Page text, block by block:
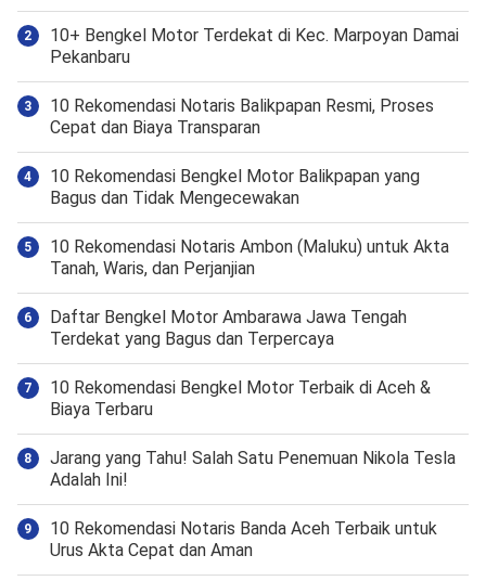
10+ Bengkel Motor Terdekat di Kec. Marpoyan Damai
Pekanbaru
10 Rekomendasi Notaris Balikpapan Resmi, Proses
Cepat dan Biaya Transparan
10 Rekomendasi Bengkel Motor Balikpapan yang
Bagus dan Tidak Mengecewakan
10 Rekomendasi Notaris Ambon (Maluku) untuk Akta
Tanah, Waris, dan Perjanjian
Daftar Bengkel Motor Ambarawa Jawa Tengah
Terdekat yang Bagus dan Terpercaya
10 Rekomendasi Bengkel Motor Terbaik di Aceh &
Biaya Terbaru
Jarang yang Tahu! Salah Satu Penemuan Nikola Tesla
Adalah Ini!
10 Rekomendasi Notaris Banda Aceh Terbaik untuk
Urus Akta Cepat dan Aman